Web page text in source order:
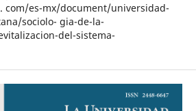
com/es-mx/document/universidad-
sociolo- gia-de-la-
del-sistema-